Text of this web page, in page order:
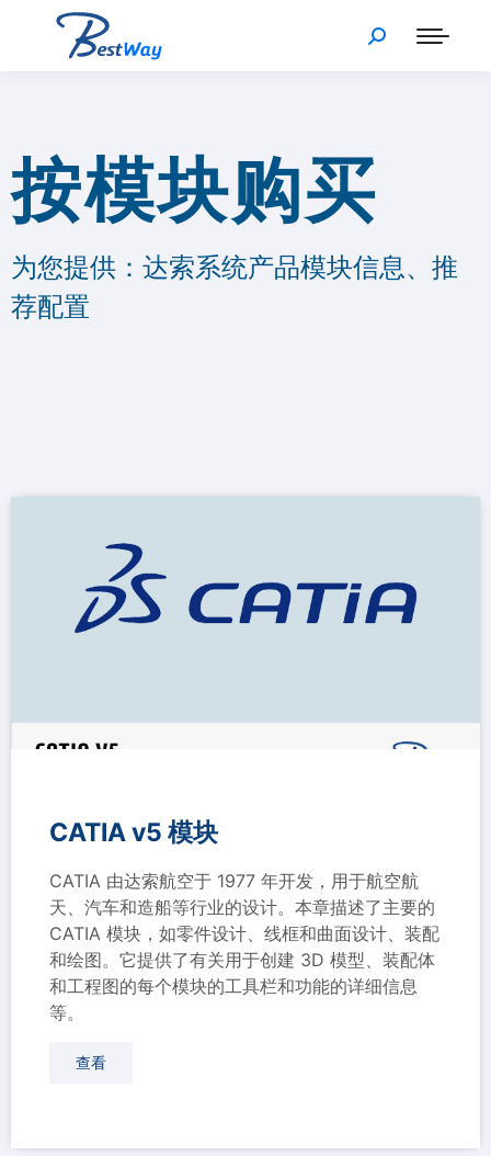
按模块购买
为您提供：达索系统产品模块信息、推
荐配置
CATIA v5 模块
CATIA 由达索航空于 1977 年开发，用于航空航
天、汽车和造船等行业的设计。本章描述了主要的
CATIA 模块，如零件设计、线框和曲面设计、装配
和绘图。它提供了有关用于创建 3D 模型、装配体
和工程图的每个模块的工具栏和功能的详细信息
等。
查看